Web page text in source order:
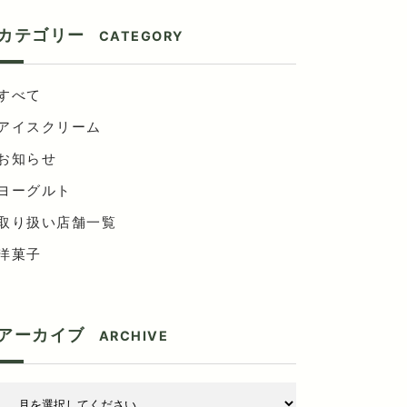
テゴリー CATEGORY
べて
イスクリーム
知らせ
ーグルト
り扱い店舗一覧
菓子
ーカイブ ARCHIVE